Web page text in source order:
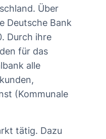
Über
Deutsche Bank
Durch ihre
für das
alle
(Kommunale
tätig. Dazu